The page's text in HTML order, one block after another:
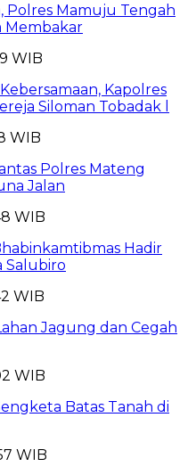
Polres Mamuju Tengah
Membakar
WIB
Kapolres
Siloman Tobadak l
WIB
Polres Mateng
Jalan
WIB
Hadir
Salubiro
WIB
Jagung dan Cegah
WIB
Batas Tanah di
WIB